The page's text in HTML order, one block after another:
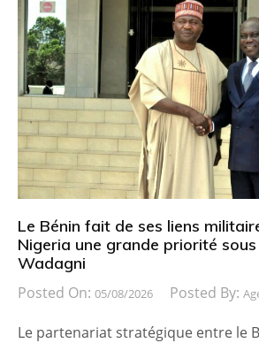
Le Bénin fait de ses liens
Nigeria une grande priorité sous
Wadagni
Posted On: 05/08/2026 Posted By:
Le partenariat stratégique entre le